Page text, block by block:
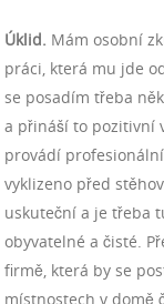
Úklid. Mám osobní
práci, která mu jde
se posadím třeba
a přináší to pozitivní
provádí profesionální
vyklizeno před
uskuteční a je třeba
obyvatelné a čisté.
firmě, která by se
místnostech v domě